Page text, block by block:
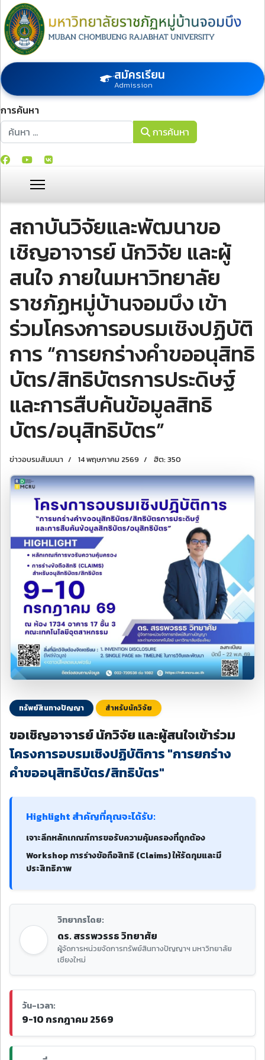
สมัครเรียน
Admission
การค้นหา
การค้นหา
การค้นหา
สถาบันวิจัยและพัฒนาขอ
เชิญอาจารย์ นักวิจัย และผู้
สนใจ ภายในมหาวิทยาลัย
ราชภัฏหมู่บ้านจอมบึง เข้า
ร่วมโครงการอบรมเชิงปฏิบัติ
การ “การยกร่างคำขออนุสิทธิ
บัตร/สิทธิบัตรการประดิษฐ์
และการสืบค้นข้อมูลสิทธิ
บัตร/อนุสิทธิบัตร”
ข่าวอบรมสัมมนา 14 พฤษภาคม 2569 ฮิต: 350
ทรัพย์สินทางปัญญา สำหรับนักวิจัย
ขอเชิญอาจารย์ นักวิจัย และผู้สนใจเข้าร่วม
โครงการอบรมเชิงปฏิบัติการ "การยกร่าง
คำขออนุสิทธิบัตร/สิทธิบัตร"
Highlight สำคัญที่คุณจะได้รับ:
เจาะลึกหลักเกณฑ์การขอรับความคุ้มครองที่ถูกต้อง
Workshop การร่างข้อถือสิทธิ (Claims) ให้รัดกุมและมี
ประสิทธิภาพ
วิทยากรโดย:
ดร. สรรพวรรธ วิทยาศัย
ผู้จัดการหน่วยจัดการทรัพย์สินทางปัญญาฯ มหาวิทยาลัย
เชียงใหม่
วัน-เวลา:
9-10 กรกฎาคม 2569